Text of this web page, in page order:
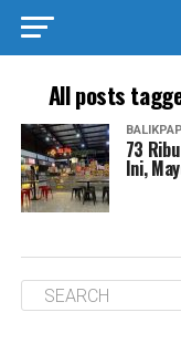
All posts
73
Ini,